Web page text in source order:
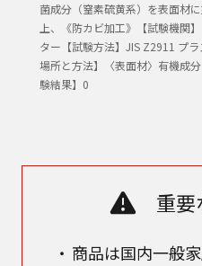
菌成分（窒素硫黄系）を表面材
上、《防カビ加工》【試験機関
ター【試験方法】JIS Z2911 プ
場所と方法】〈表面材〉有機成
験結果】0
重要
商品は国内一般家